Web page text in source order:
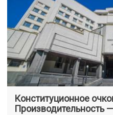
Конституционное
Производительность